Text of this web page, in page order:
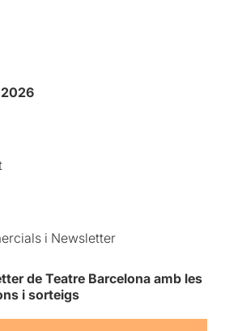
i Newsletter
de Teatre Barcelona amb les
i sorteigs